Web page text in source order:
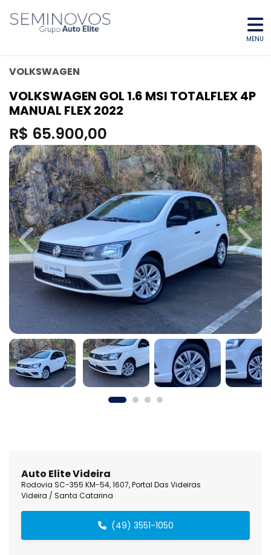
MENU
VOLKSWAGEN
VOLKSWAGEN GOL 1.6 MSI TOTALFLEX 4P
MANUAL FLEX 2022
R$ 65.900,00
Previous Next
Auto Elite Videira
Rodovia SC-355 KM-54, 1607, Portal Das Videiras
Videira / Santa Catarina
(49) 3551-1050